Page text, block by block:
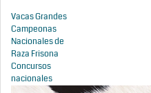
Vacas Grandes
Campeonas
Nacionales de
Raza Frisona
Concursos
nacionales